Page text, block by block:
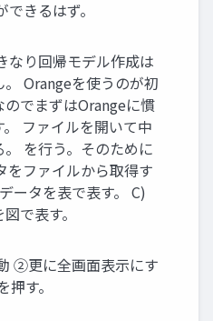
きるはず。
なり回帰モデル作成は
Orangeを使うのが初
のでまずはOrangeに慣
ファイルを開いて中
を行う。そのために
をファイルから取得す
ータを表で表す。 C)
で表す。
②更に全画面表示にす
す。